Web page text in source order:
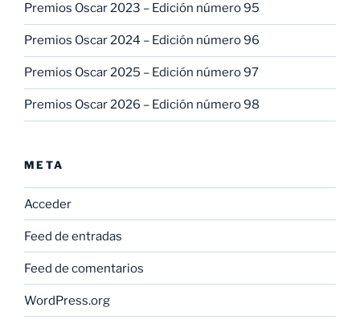
Premios Oscar 2023 – Edición número 95
Premios Oscar 2024 – Edición número 96
Premios Oscar 2025 – Edición número 97
Premios Oscar 2026 – Edición número 98
META
Acceder
Feed de entradas
Feed de comentarios
WordPress.org